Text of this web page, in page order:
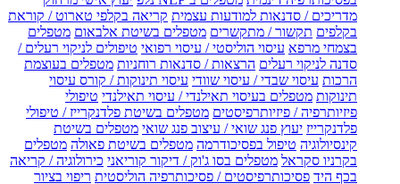
מדריכים / סדנאות למודעות עצמית קריאה בקלפי טארוט / קוראת
בקלפים תקשור / מתקשרים מטפלים בשיטת אלבאום מטפלים
בצמחי מרפא עיסוי הוליסטי / עיסוי רפואי טיפולים לניקוי רעלים /
סדנה לניקוי רעלים הרצאות / סדנאות רוחניות מטפלים בעוצמת
הרכות עיסוי שבדי / עיסוי שוודי עיסוי תינוקות / קורס עיסוי
תינוקות מטפלים בעיסוי תאילנדי / עיסוי תאילנדי טיפולי
פיזיותרפיה / פיזיותרפיסטים מטפלים בשיטת פלדנקרייז / טיפולי
פלדנקרייז יעוץ פנג שואי / עיצוב פנג שואי מטפלים בשיטת
קינסיולוגיה טיפול בפסיכודרמה מטפלים בשיטת פאולה מטפלים
בקרניו סקראל מטפלים בסו ג'וק / דיקור קוריאני כירולוגיה / קריאה
בכף היד פסיכותרפיסטים / פסיכותרפיה הוליסטית ריפוי בציור